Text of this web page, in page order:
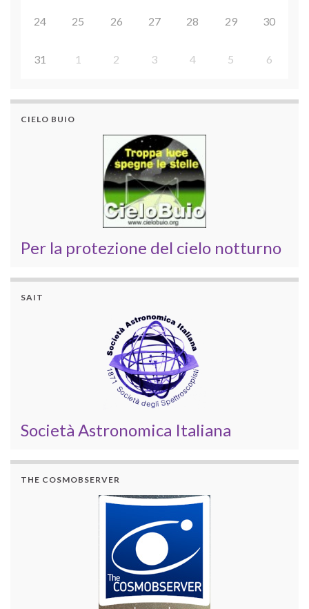
24 25 26 27 28 29 30
31 1 2 3 4 5 6
CIELO BUIO
Per la protezione del cielo notturno
SAIT
Società Astronomica Italiana
THE COSMOBSERVER